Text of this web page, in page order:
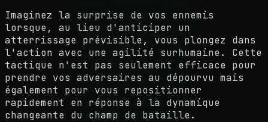
Imaginez la surprise de vos ennemis
lorsque, au lieu d'anticiper un
atterrissage prévisible, vous plongez dans
l'action avec une agilité surhumaine. Cette
tactique n'est pas seulement efficace pour
prendre vos adversaires au dépourvu mais
également pour vous repositionner
rapidement en réponse à la dynamique
changeante du champ de bataille.